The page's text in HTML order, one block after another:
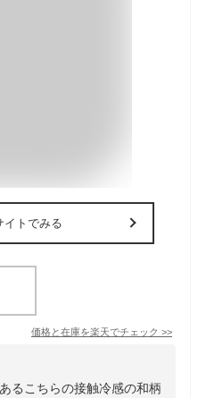
イトでみる
価格と在庫を楽天でチェック >>
るこちらの接触冷感の和柄